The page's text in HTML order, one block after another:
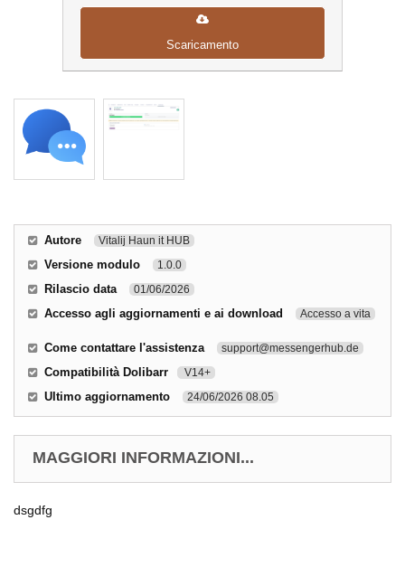
Scaricamento
Autore Vitalij Haun it HUB
Versione modulo 1.0.0
Rilascio data 01/06/2026
Accesso agli aggiornamenti e ai download Accesso a vita
Come contattare l'assistenza support@messengerhub.de
Compatibilità Dolibarr V14+
Ultimo aggiornamento 24/06/2026 08.05
MAGGIORI INFORMAZIONI...
dsgdfg